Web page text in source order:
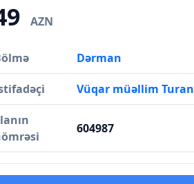
AZN
Dərman
Vüqar müəllim Turan
604987